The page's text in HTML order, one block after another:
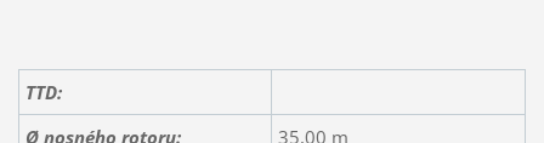
TTD:
Ø nosného rotoru:
35,00 m